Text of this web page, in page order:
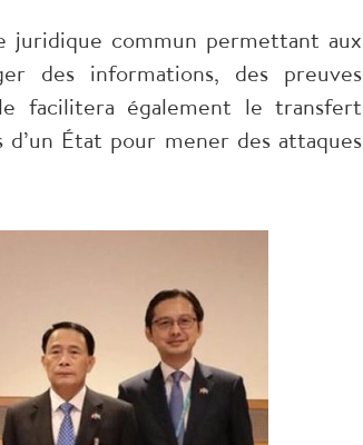
juridique commun permettant aux
des informations, des preuves
facilitera également le transfert
État pour mener des attaques